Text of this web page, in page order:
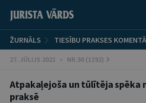
ŽURNĀLS TIESĪBU PRAKSES
27. JŪLIJS 2021 • NR.30 (1192)
Atpakaļejoša un tūlītēja spēka
praksē